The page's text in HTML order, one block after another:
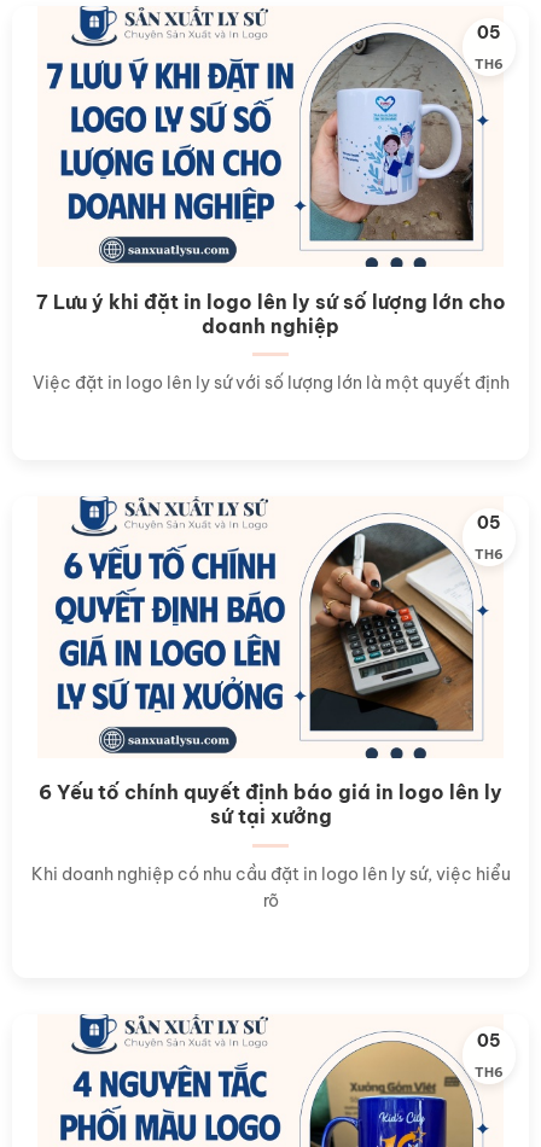
7 Lưu ý khi đặt in logo lên ly sứ số lượng lớn cho
doanh nghiệp
Việc đặt in logo lên ly sứ với số lượng lớn là một quyết định
05
TH6
6 Yếu tố chính quyết định báo giá in logo lên ly
sứ tại xưởng
Khi doanh nghiệp có nhu cầu đặt in logo lên ly sứ, việc hiểu
rõ
05
TH6
05
TH6